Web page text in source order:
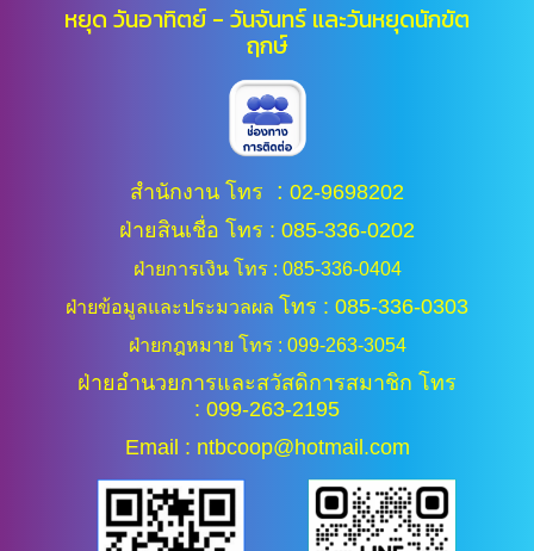
หยุด วันอาทิตย์ - วันจันทร์ และวันหยุดนักขัต
ฤกษ์
สำนักงาน โทร : 02-9698202
ฝ่ายสินเชื่อ โทร : 085-336-0202
ฝ่ายการเงิน โทร : 085-336-0404
ฝ่ายข้อมูลและประมวลผล โทร : 085-336-0303
ฝ่ายกฎหมาย โทร : 099-263-3054
ฝ่ายอำนวยการและสวัสดิการสมาชิก โทร
: 099-263-2195
Email : ntbcoop@hotmail.com